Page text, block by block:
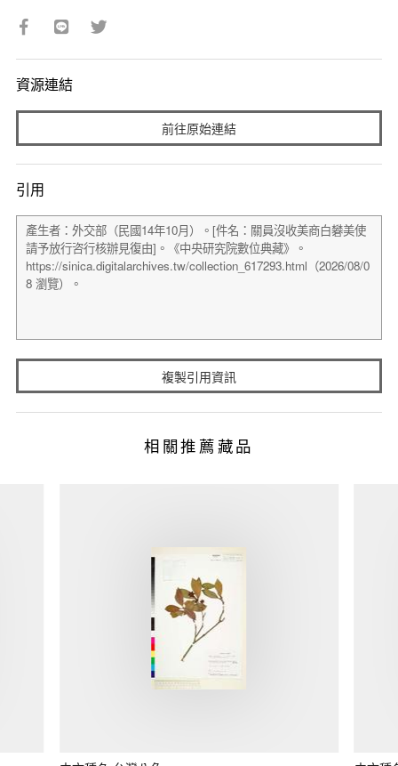
資源連結
前往原始連結
引用
複製引用資訊
相關推薦藏品